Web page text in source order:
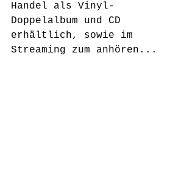
Handel als Vinyl-
Doppelalbum und CD
erhältlich, sowie im
Streaming zum anhören...